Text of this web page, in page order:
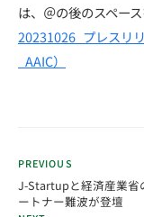
は、＠の後のスペー
20231026_プレスリ
_AAIC）
PREVIOUS
J-Startupと経済産業省
ートナー難波が登壇